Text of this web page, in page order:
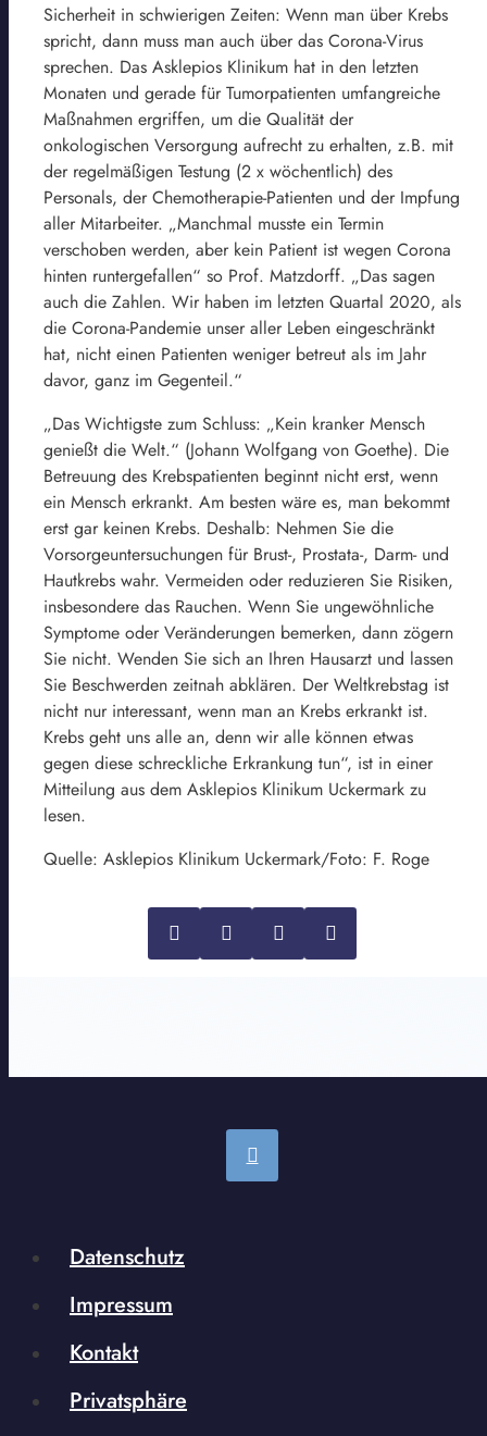
Sicherheit in schwierigen Zeiten: Wenn man über Krebs
spricht, dann muss man auch über das Corona-Virus
sprechen. Das Asklepios Klinikum hat in den letzten
Monaten und gerade für Tumorpatienten umfangreiche
Maßnahmen ergriffen, um die Qualität der
onkologischen Versorgung aufrecht zu erhalten, z.B. mit
der regelmäßigen Testung (2 x wöchentlich) des
Personals, der Chemotherapie-Patienten und der Impfung
aller Mitarbeiter. „Manchmal musste ein Termin
verschoben werden, aber kein Patient ist wegen Corona
hinten runtergefallen“ so Prof. Matzdorff. „Das sagen
auch die Zahlen. Wir haben im letzten Quartal 2020, als
die Corona-Pandemie unser aller Leben eingeschränkt
hat, nicht einen Patienten weniger betreut als im Jahr
davor, ganz im Gegenteil.“
„Das Wichtigste zum Schluss: „Kein kranker Mensch
genießt die Welt.“ (Johann Wolfgang von Goethe). Die
Betreuung des Krebspatienten beginnt nicht erst, wenn
ein Mensch erkrankt. Am besten wäre es, man bekommt
erst gar keinen Krebs. Deshalb: Nehmen Sie die
Vorsorgeuntersuchungen für Brust-, Prostata-, Darm- und
Hautkrebs wahr. Vermeiden oder reduzieren Sie Risiken,
insbesondere das Rauchen. Wenn Sie ungewöhnliche
Symptome oder Veränderungen bemerken, dann zögern
Sie nicht. Wenden Sie sich an Ihren Hausarzt und lassen
Sie Beschwerden zeitnah abklären. Der Weltkrebstag ist
nicht nur interessant, wenn man an Krebs erkrankt ist.
Krebs geht uns alle an, denn wir alle können etwas
gegen diese schreckliche Erkrankung tun“, ist in einer
Mitteilung aus dem Asklepios Klinikum Uckermark zu
lesen.
Quelle: Asklepios Klinikum Uckermark/Foto: F. Roge
Datenschutz
Impressum
Kontakt
Privatsphäre